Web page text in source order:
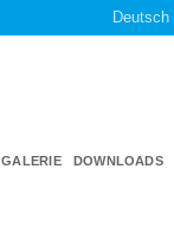
Deutsch
GALERIE DOWNLOADS